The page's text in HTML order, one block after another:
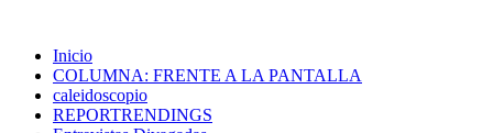
Inicio
COLUMNA: FRENTE A LA PANTALLA
caleidoscopio
REPORTRENDINGS